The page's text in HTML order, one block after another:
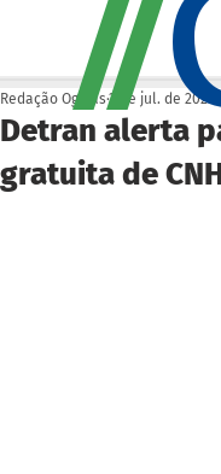
Detran alerta
gratuita de
Redação Ogoiás 2 de jul. de 2025